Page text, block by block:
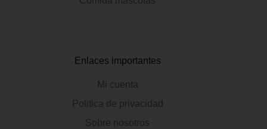
Enlaces importantes
Mi cuenta
Politica de privacidad
Sobre nosotros